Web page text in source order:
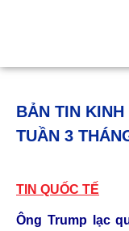
BẢN TIN KINH
TUẦN 3
TIN QUỐC TẾ
Ông Trump lạc